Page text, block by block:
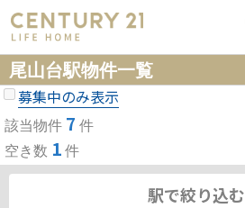
尾山台駅物件一覧
募集中のみ表示
該当物件 7 件
空き数 1 件
駅で絞り込む